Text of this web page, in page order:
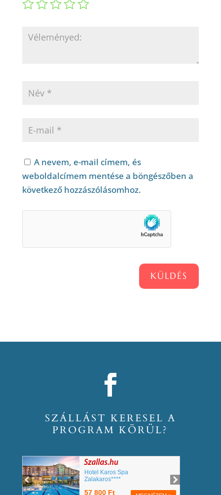
A nevem, e-mail címem, és
weboldalcímem mentése a böngészőben a
következő hozzászólásomhoz.
KÜLDÉS
SZÁLLÁST KERESEL A
PROGRAM KÖRÜL?